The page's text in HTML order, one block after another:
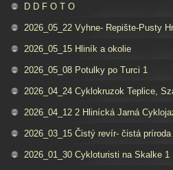
D D F O T O
2026_05_22 Vyhne- Repište-Pusty
2026_05_15 Hliník a okolie
2026_05_08 Potulky po Turci 1
2026_04_24 Cyklokruzok Teplice,
2026_04_12 2 Hlinícká Jarná
2026_03_15 Čistý revír- čistá
2026_01_30 Cykloturisti na Skalke 1